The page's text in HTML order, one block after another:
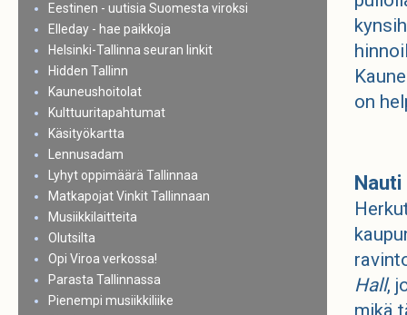
on
Hall,
mikä
Eestinen - uutisia Suomesta viroksi
Elleday - hae paikkoja
Helsinki-Tallinna seuran linkit
Hidden Tallinn
Kauneushoitolat
Kulttuuritapahtumat
Käsityökartta
Lennusadam
Lyhyt oppimäärä Tallinnaa
Matkapojat Vinkit Tallinnaan
Musiikkilaitteita
Olutsilta
Opi Viroa verkossa!
Parasta Tallinnassa
Pienempi musiikkiliike